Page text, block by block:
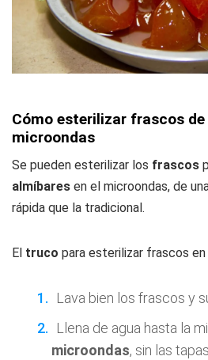
Cómo esterilizar frascos de
microondas
Se pueden esterilizar los frascos
almíbares en el microondas, de
rápida que la tradicional.
El truco para esterilizar frascos
Lava bien los frascos y
Llena de agua hasta la
microondas, sin las